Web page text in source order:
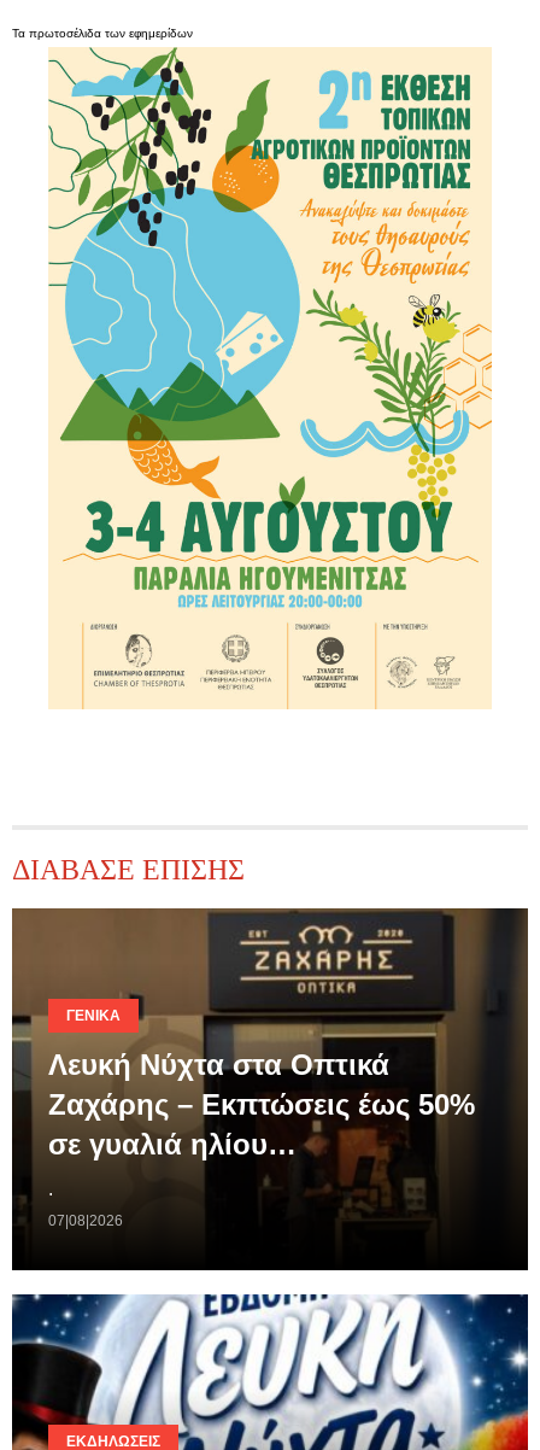
Τα πρωτοσέλιδα των εφημερίδων
ΔΙΑΒΑΣΕ ΕΠΙΣΗΣ
ΓΕΝΙΚΆ
Λευκή Νύχτα στα Οπτικά
Ζαχάρης – Εκπτώσεις έως 50%
σε γυαλιά ηλίου…
.
07|08|2026
ΕΚΔΗΛΏΣΕΙΣ